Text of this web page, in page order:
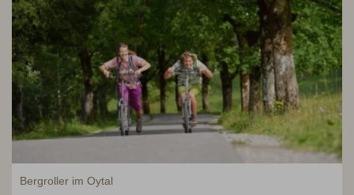
Bergroller im Oytal